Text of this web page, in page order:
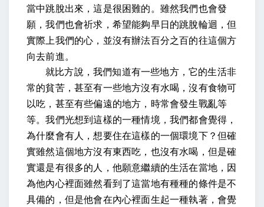
當中跳脫出來，這是很困難的。雖然我們也會發
願，我們也會祈求，希望能夠早日的跳脫輪迴，但
實際上我們的心，並沒有辦法百分之百的往這個方
向去前進。
就比方說，我們知道有一些地方，它的生活非
常的貧苦，甚至有一些地方沒有水喝，沒有食物可
以吃，甚至有些偏遠的地方，時常會發生戰亂等
等。我們光想到這樣的一種情境，我們都會覺得，
為什麼會有人，想要住在這樣的一個環境下？但確
實雖然這個地方沒有東西吃，也沒有水喝，但是確
實還是有很多的人，他願意繼續的生活在當地，因
為他內心裡面雖然看到了這當地有種種的條件是不
具備的，但是他會在內心裡面生起一種執著，會覺